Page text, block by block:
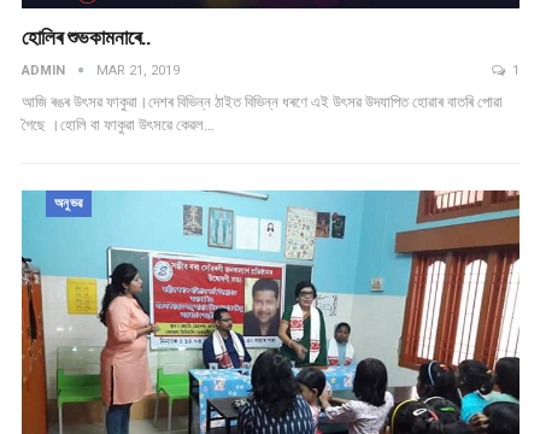
হোলিৰ শুভকামনাৰে..
ADMIN MAR 21, 2019 1
আজি ৰঙৰ উৎসৱ ফাকুৱা।দেশৰ বিভিন্ন ঠাইত বিভিন্ন ধৰণে এই উৎসৱ উদযাপিত হোৱাৰ বাতৰি পোৱা
গৈছে ।হোলি বা ফাকুৱা উৎসৱে কেৱল…
অনুভৱ